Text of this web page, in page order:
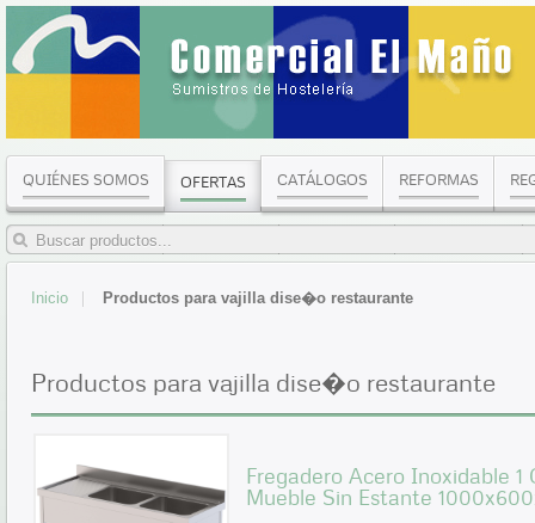
QUIÉNES SOMOS OFERTAS CATÁLOGOS REFORMAS
Inicio Productos para vajilla dise�o restaurante
Productos para vajilla dise�o restaurante
Fregadero Acero Inoxidable
Mueble Sin Estante